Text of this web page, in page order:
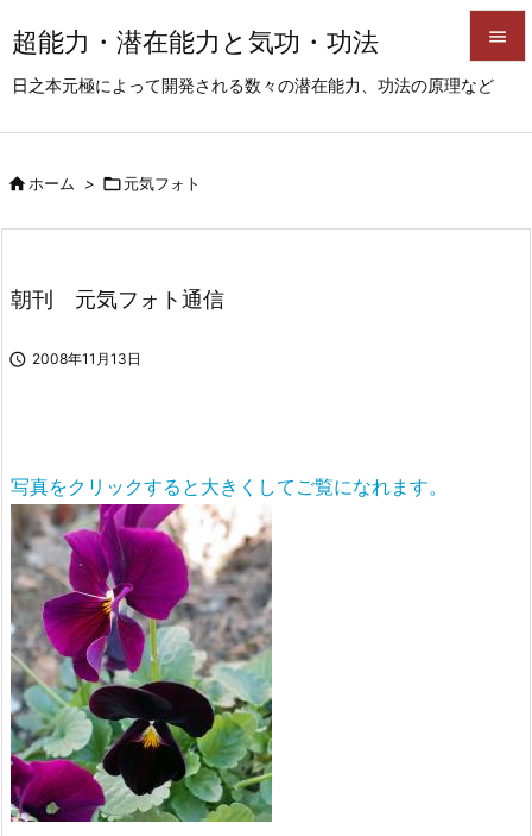
超能力・潜在能力と気功・功法
日之本元極によって開発される数々の潜在能力、功法の原理など


前へ
ホーム > 元気フォト
朝刊 元気フォト通信
 2008年11月13日
写真をクリックすると大きくしてご覧になれます。